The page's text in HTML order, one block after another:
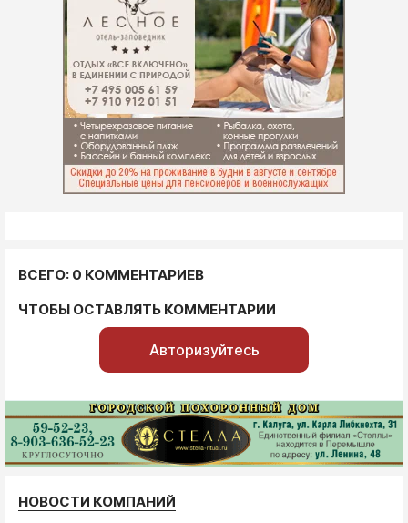
ВСЕГО: 0 КОММЕНТАРИЕВ
ЧТОБЫ ОСТАВЛЯТЬ КОММЕНТАРИИ
Авторизуйтесь
НОВОСТИ КОМПАНИЙ